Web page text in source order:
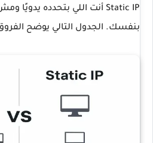
Static IP أنت اللي بتحدده يدويًا
بنفسك. الجدول التالي يوضح